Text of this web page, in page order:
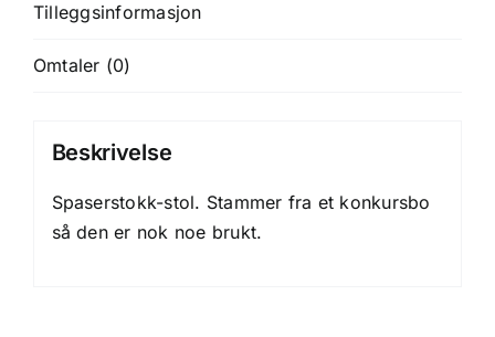
Tilleggsinformasjon
Omtaler (0)
Beskrivelse
Spaserstokk-stol. Stammer fra et konkursbo
så den er nok noe brukt.